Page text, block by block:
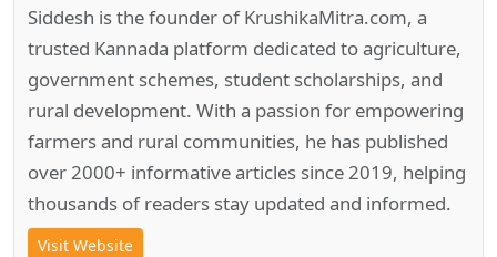
Siddesh is the founder of KrushikaMitra.com, a
trusted Kannada platform dedicated to agriculture,
government schemes, student scholarships, and
rural development. With a passion for empowering
farmers and rural communities, he has published
over 2000+ informative articles since 2019, helping
thousands of readers stay updated and informed.
Visit Website